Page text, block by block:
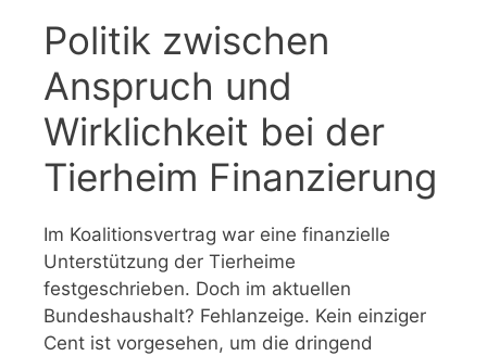
Politik zwischen
Anspruch und
Wirklichkeit bei der
Tierheim Finanzierung
Im Koalitionsvertrag war eine finanzielle
Unterstützung der Tierheime
festgeschrieben. Doch im aktuellen
Bundeshaushalt? Fehlanzeige. Kein einziger
Cent ist vorgesehen, um die dringend